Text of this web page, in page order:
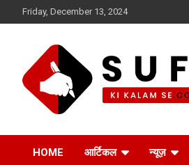
to
Friday, December 13, 2024
सूफी की कलम से
HOME आर्टिकल न्यूज़